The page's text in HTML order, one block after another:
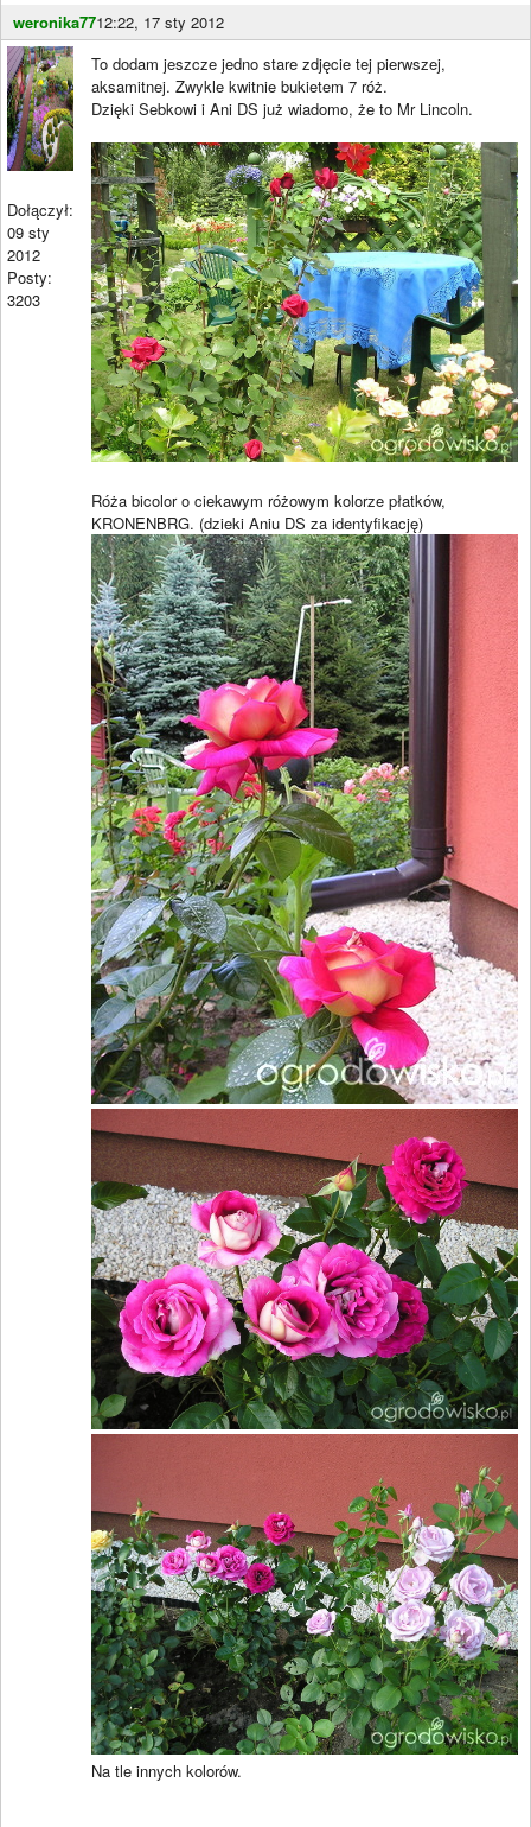
weronika7712:22, 17 sty 2012
Dołączył:
09 sty
2012
Posty:
3203
To dodam jeszcze jedno stare zdjęcie tej pierwszej,
aksamitnej. Zwykle kwitnie bukietem 7 róż.
Dzięki Sebkowi i Ani DS już wiadomo, że to Mr Lincoln.
Róża bicolor o ciekawym różowym kolorze płatków,
KRONENBRG. (dzieki Aniu DS za identyfikację)
Na tle innych kolorów.